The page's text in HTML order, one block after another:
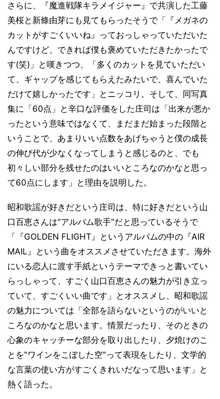
さらに、『魔進戦隊キラメイジャー』で共演した工藤
美桜と新條由芽にも見てもらったそうで「『メガネの
カットがすごくいいね』っておっしゃっていただいた
んですけど、できれば僕も褒めていただきたかったで
す(笑)」と嘆きつつ、「多くのカットを見ていただい
て、ギャップを感じてもらえたみたいで、喜んでいた
だけて嬉しかったです」とニッコリ。そして、同写真
集に「60点」と辛口な評価をした庄司は「出来が悪か
ったという意味ではなくて、まだまだ始まった段階と
いうことで、あまりいい点数をあげちゃうと僕の成長
の伸び代が少なくなってしまうと感じるのと、でも
初々しい部分を残せたのはいいところなのかなと思っ
て60点にします」と理由を説明した。
昭和歌謡が好きだという庄司は、特に好きだという山
口百恵さんは"アルバム歌手"だと思っているそうで
「『GOLDEN FLIGHT』というアルバムの中の『AIR
MAIL』という曲をオススメさせていただきます。海外
にいる恋人に渡す手紙というテーマできっと書いてい
らっしゃって、すごく山口百恵さんの魅力が引き立っ
ていて、すごくいい曲です」とオススメし、昭和歌謡
の魅力については「全部を語らないというのがいいと
ころなのかなと思います。情景だったり、そのときの
心象のキャッチーな部分を取り出したり、夕焼けのこ
とを"ワインをこぼした空"って表現をしたり、文学的
な言葉の使い方がすごくきれいだなって思います」と
熱く語った。